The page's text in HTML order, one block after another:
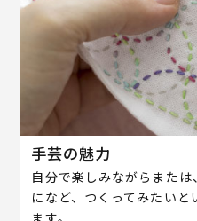
手芸の魅力
自分で楽しみながらまた
になど、つくってみたい
ます。